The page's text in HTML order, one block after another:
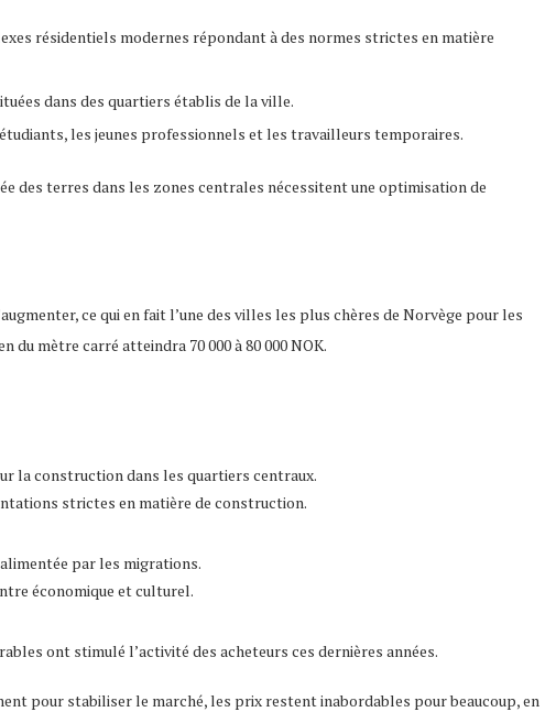
résidentiels modernes répondant à des normes strictes en matière
dans des quartiers établis de la ville.
les jeunes professionnels et les travailleurs temporaires.
des terres dans les zones centrales nécessitent une optimisation de
ce qui en fait l’une des villes les plus chères de Norvège pour les
du mètre carré atteindra 70 000 à 80 000 NOK.
la construction dans les quartiers centraux.
strictes en matière de construction.
par les migrations.
économique et culturel.
ont stimulé l’activité des acheteurs ces dernières années.
pour stabiliser le marché, les prix restent inabordables pour beaucoup, en